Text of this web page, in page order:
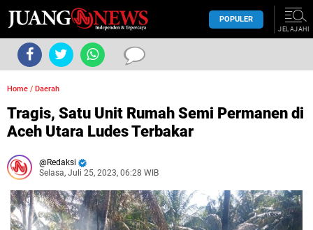
POPULER
JELAJAHI
Home / Daerah
Tragis, Satu Unit Rumah Semi Permanen di
Aceh Utara Ludes Terbakar
Redaksi
Selasa, Juli 25, 2023, 06:28 WIB